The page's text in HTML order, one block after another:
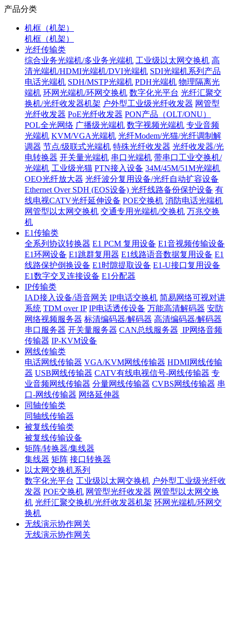
产品分类
机框（机架）
机框（机架）
光纤传输类
综合业务光端机/多业务光端机 工业级以太网交换机 高
清光端机/HDMI光端机/DVI光端机 SDI光端机系列产品
电话光端机 SDH/MSTP光端机 PDH光端机 物理隔离光
端机 环网光端机/环网交换机 数字化光平台 光纤汇聚交
换机/光纤收发器机架 户外型工业级光纤收发器 网管型
光纤收发器 PoE光纤收发器 PON产品（OLT/ONU）
POL全光网络 广播级光端机 数字视频光端机 专业音频
光端机 KVM/VGA光端机 光纤Modem/光猫/光纤调制解
调器 节点/级联式光端机 特殊光纤收发器 光纤收发器/光
电转换器 开关量光端机 串口光端机 带串口工业交换机/
光端机 工业级光猫 PTN接入设备 34M/45M/51M光端机
OEO光纤放大器 光纤波分复用设备/光纤自动扩容设备
Ethernet Over SDH (EOS设备) 光纤线路备份保护设备 有
线电视CATV光纤延伸设备 POE交换机 消防电话光端机
网管型以太网交换机 交通专用光端机/交换机 万兆交换
机
E1传输类
全系列协议转换器 E1 PCM 复用设备 E1音视频传输设备
E1环网设备 E1跳群复用器 E1线路语音数据复用设备 E1
线路保护倒换设备 E1时隙提取设备 E1-U接口复用设备
E1数字交叉连接设备 E1分配器
IP传输类
IAD接入设备/语音网关 IP电话交换机 简易网络可视对讲
系统 TDM over IP IP电话透传设备 万能高清解码器 安防
网络视频服务器 标清编码器/解码器 高清编码器/解码器
串口服务器 开关量服务器 CAN总线服务器 IP网络音频
传输器 IP-KVM设备
网线传输类
电话网线传输器 VGA/KVM网线传输器 HDMI网线传输
器 USB网线传输器 CATV有线电视信号-网线传输器 专
业音频网线传输器 分量网线传输器 CVBS网线传输器 串
口-网线传输器 网络延伸器
同轴传输类
同轴线传输器
被复线传输类
被复线传输设备
矩阵/转换器/集线器
集线器 矩阵 接口转换器
以太网交换机系列
数字化光平台 工业级以太网交换机 户外型工业级光纤收
发器 POE交换机 网管型光纤收发器 网管型以太网交换
机 光纤汇聚交换机/光纤收发器机架 环网光端机/环网交
换机
无线演示协作网关
无线演示协作网关